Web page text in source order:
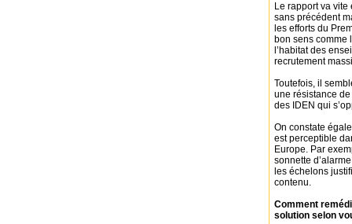
Le rapport va
sans précédent
les efforts du
bon sens comme
l’habitat des
recrutement
Toutefois, il
une résistance
des IDEN qui
On constate
est perceptible
Europe. Par
sonnette
les échelons
contenu.
Comment
solution selon